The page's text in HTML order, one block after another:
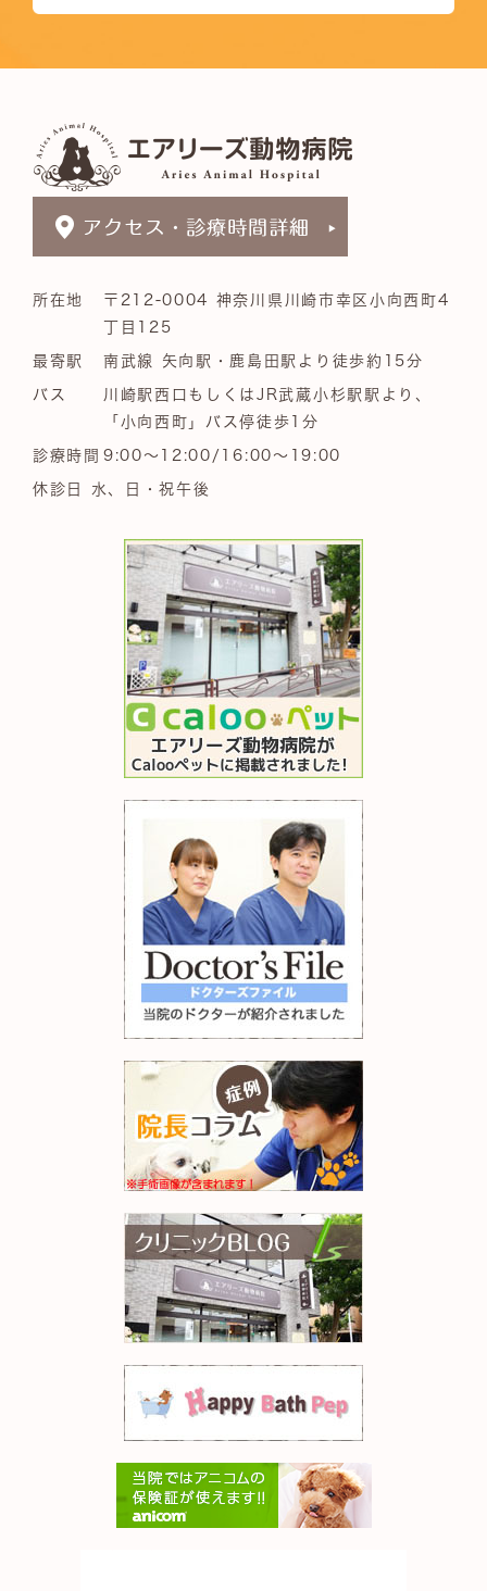
所在地
〒212-0004 神奈川県川崎市幸区小向西町4
丁目125
最寄駅 南武線 矢向駅・鹿島田駅より徒歩約15分
バス
川崎駅西口もしくはJR武蔵小杉駅駅より、
「小向西町」バス停徒歩1分
診療時間 9:00～12:00/16:00～19:00
休診日 水、日・祝午後